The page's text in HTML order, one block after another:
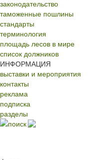
законодательство
таможенные пошлины
стандарты
терминология
площадь лесов в мире
список должников
ИНФОРМАЦИЯ
выставки и мероприятия
контакты
реклама
подписка
разделы
поиск